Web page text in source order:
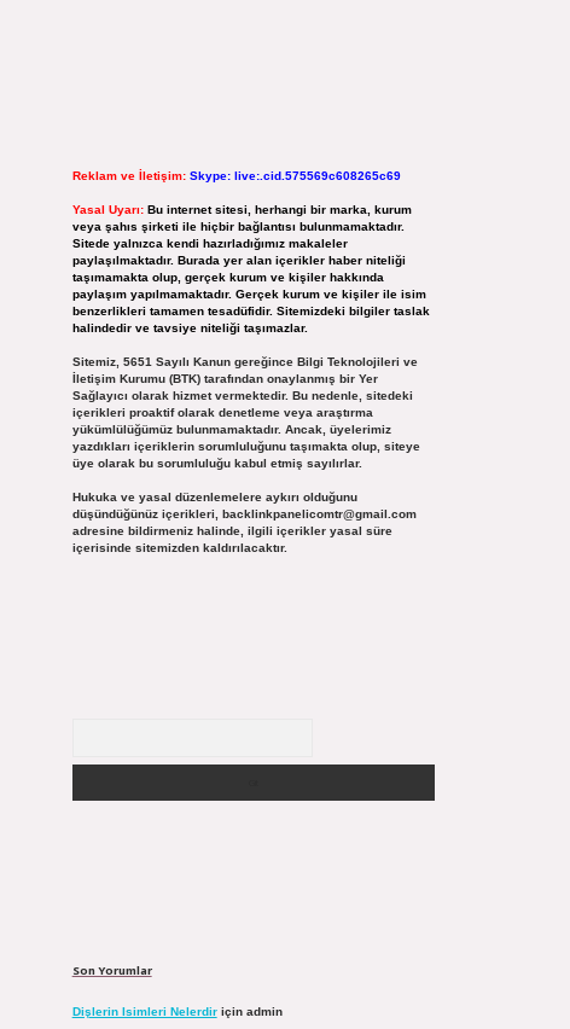
Reklam ve İletişim: Skype: live:.cid.575569c608265c69
Yasal Uyarı: Bu internet sitesi, herhangi bir marka, kurum
veya şahıs şirketi ile hiçbir bağlantısı bulunmamaktadır.
Sitede yalnızca kendi hazırladığımız makaleler
paylaşılmaktadır. Burada yer alan içerikler haber niteliği
taşımamakta olup, gerçek kurum ve kişiler hakkında
paylaşım yapılmamaktadır. Gerçek kurum ve kişiler ile isim
benzerlikleri tamamen tesadüfidir. Sitemizdeki bilgiler taslak
halindedir ve tavsiye niteliği taşımazlar.
Sitemiz, 5651 Sayılı Kanun gereğince Bilgi Teknolojileri ve
İletişim Kurumu (BTK) tarafından onaylanmış bir Yer
Sağlayıcı olarak hizmet vermektedir. Bu nedenle, sitedeki
içerikleri proaktif olarak denetleme veya araştırma
yükümlülüğümüz bulunmamaktadır. Ancak, üyelerimiz
yazdıkları içeriklerin sorumluluğunu taşımakta olup, siteye
üye olarak bu sorumluluğu kabul etmiş sayılırlar.
Hukuka ve yasal düzenlemelere aykırı olduğunu
düşündüğünüz içerikleri, backlinkpanelicomtr@gmail.com
adresine bildirmeniz halinde, ilgili içerikler yasal süre
içerisinde sitemizden kaldırılacaktır.
Son Yorumlar
Dişlerin Isimleri Nelerdiriçin admin